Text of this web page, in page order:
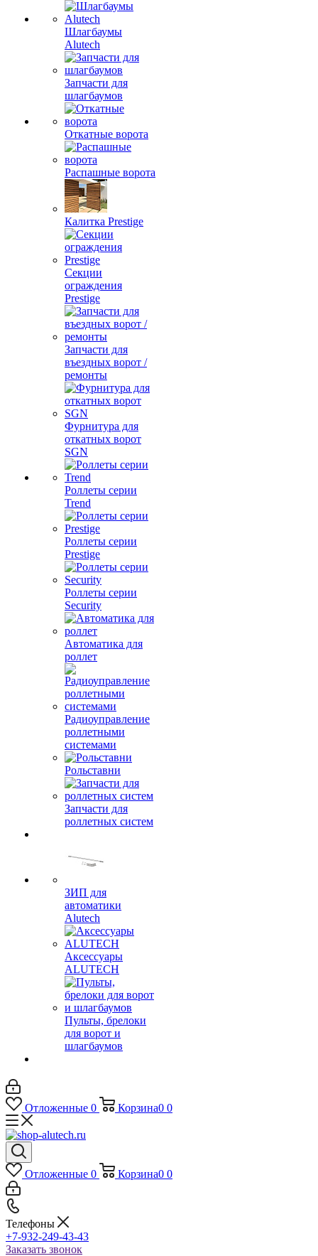
Шлагбаумы
Alutech
Запчасти для
шлагбаумов
Откатные ворота
Распашные ворота
Калитка Prestige
Секции
ограждения
Prestige
Запчасти для
въездных ворот /
ремонты
Фурнитура для
откатных ворот
SGN
Роллеты серии
Trend
Роллеты серии
Prestige
Роллеты серии
Security
Автоматика для
роллет
Радиоуправление
роллетными
системами
Рольставни
Запчасти для
роллетных систем
ЗИП для
автоматики
Alutech
Аксессуары
ALUTECH
Пульты, брелоки
для ворот и
шлагбаумов
Отложенные 0 Корзина0 0
Отложенные 0 Корзина0 0
Телефоны
+7-932-249-43-43
Заказать звонок